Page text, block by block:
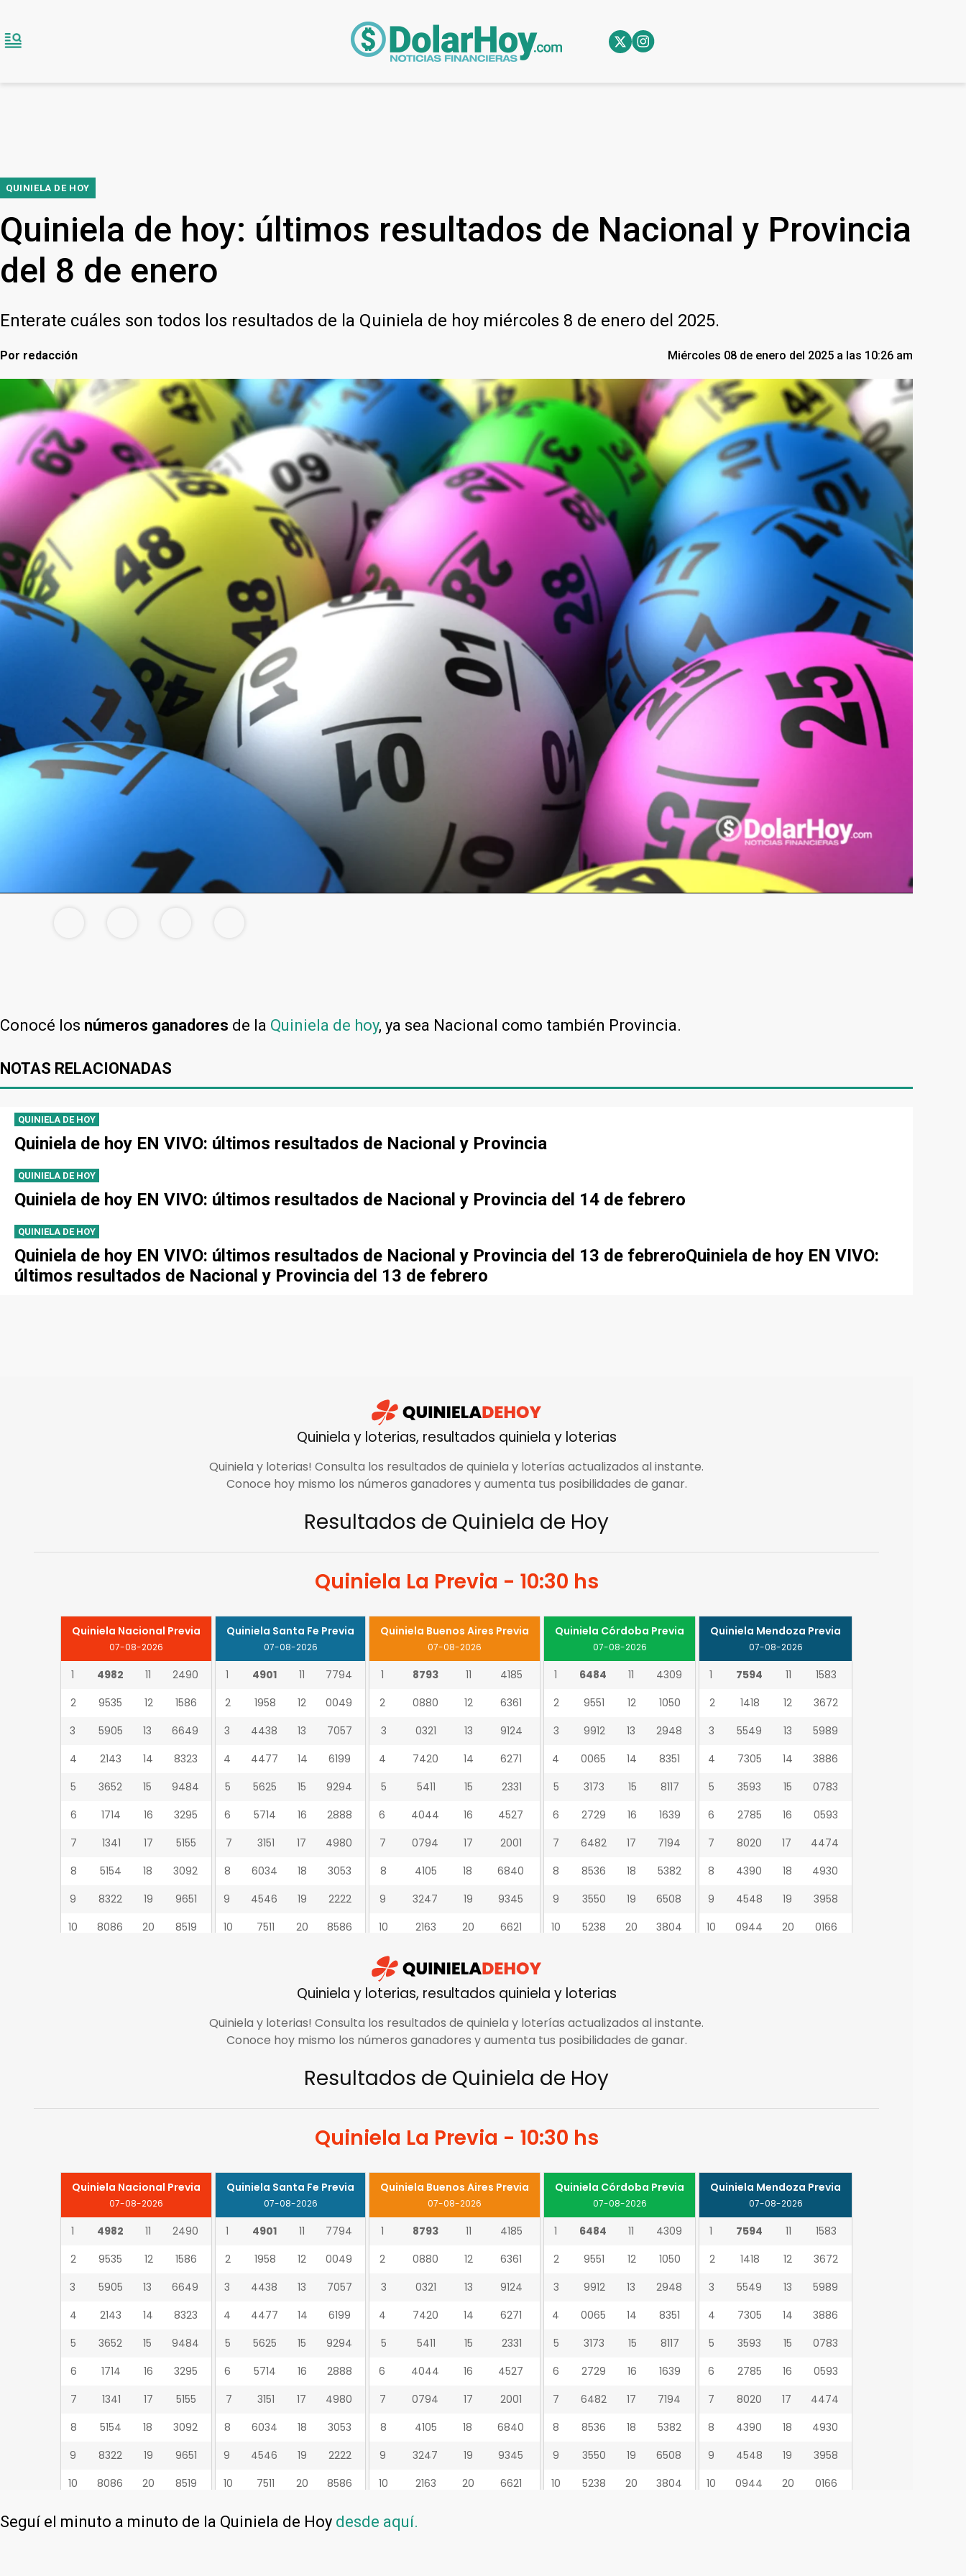
QUINIELA DE HOY
Quiniela de hoy: últimos resultados de Nacional y Provincia
del 8 de enero
Enterate cuáles son todos los resultados de la Quiniela de hoy miércoles 8 de enero del 2025.
Por redacción Miércoles 08 de enero del 2025 a las 10:26 am
Conocé los números ganadores de la Quiniela de hoy, ya sea Nacional como también Provincia.
NOTAS RELACIONADAS
QUINIELA DE HOY
Quiniela de hoy EN VIVO: últimos resultados de Nacional y Provincia
QUINIELA DE HOY
Quiniela de hoy EN VIVO: últimos resultados de Nacional y Provincia del 14 de febrero
QUINIELA DE HOY
Quiniela de hoy EN VIVO: últimos resultados de Nacional y Provincia del 13 de febreroQuiniela de hoy EN VIVO:
últimos resultados de Nacional y Provincia del 13 de febrero
Seguí el minuto a minuto de la Quiniela de Hoy desde aquí.